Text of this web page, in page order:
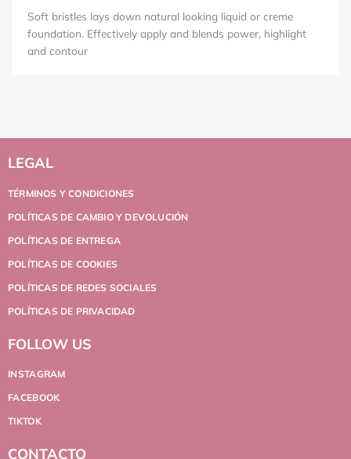
Soft bristles lays down natural looking liquid or creme
foundation. Effectively apply and blends power, highlight
and contour
LEGAL
TÉRMINOS Y CONDICIONES
POLÍTICAS DE CAMBIO Y DEVOLUCIÓN
POLÍTICAS DE ENTREGA
POLÍTICAS DE COOKIES
POLÍTICAS DE REDES SOCIALES
POLÍTICAS DE PRIVACIDAD
FOLLOW US
INSTAGRAM
FACEBOOK
TIKTOK
CONTACTO